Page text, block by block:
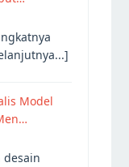
Model
desain